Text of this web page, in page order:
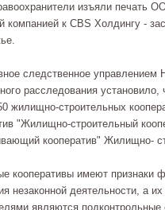
изъяли печать
компанией к CBS Холдингу -
следственное
расследования
жилищно-строительных
"Жилищно-строительный
кооператив" Жилищно-
кооперативы имеют признаки
незаконной деятельности, а
являются